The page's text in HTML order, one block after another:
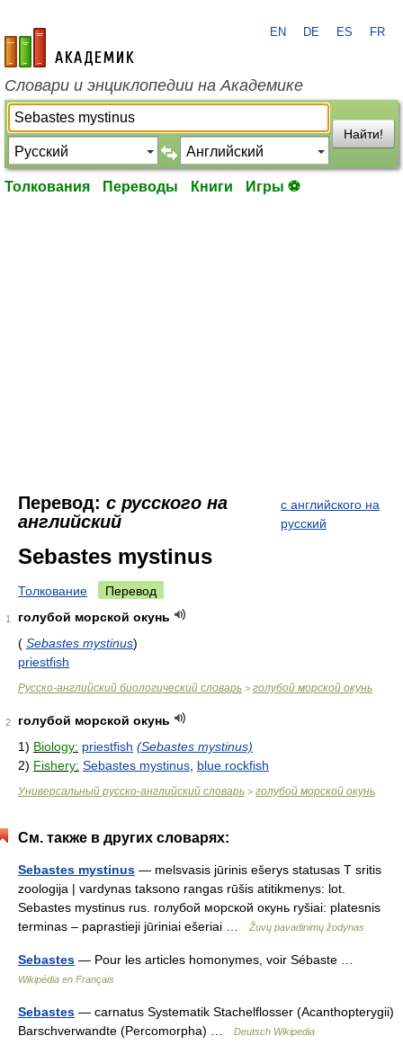
academic.ru
EN DE ES FR
Словари и энциклопедии на Академике
Найти!
Толкования Переводы Книги Игры ⚽
Перевод: с русского на
английский
с английского на
русский
Sebastes mystinus
Толкование Перевод
1
голубой морской окунь
( Sebastes mystinus)
priestfish
Русско-английский биологический словарь > голубой морской окунь
2
голубой морской окунь
1) Biology: priestfish (Sebastes mystinus)
2) Fishery: Sebastes mystinus blue rockfish
Универсальный русско-английский словарь > голубой морской окунь
См. также в других словарях:
Sebastes mystinus — melsvasis jūrinis ešerys statusas T sritis
zoologija | vardynas taksono rangas rūšis atitikmenys: lot.
Sebastes mystinus rus. голубой морской окунь ryšiai: platesnis
terminas – paprastieji jūriniai ešeriai …
Žuvų pavadinimų žodynas
Sebastes — Pour les articles homonymes, voir Sébaste …
Wikipédia en Français
Sebastes — carnatus Systematik Stachelflosser (Acanthopterygii)
Barschverwandte (Percomorpha) …
Deutsch Wikipedia